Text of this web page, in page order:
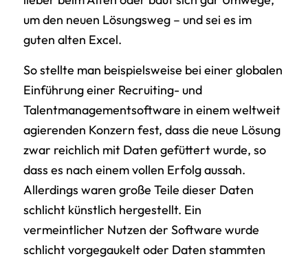
um den neuen Lösungsweg – und sei es im
guten alten Excel.
So stellte man beispielsweise bei einer globalen
Einführung einer Recruiting- und
Talentmanagementsoftware in einem weltweit
agierenden Konzern fest, dass die neue Lösung
zwar reichlich mit Daten gefüttert wurde, so
dass es nach einem vollen Erfolg aussah.
Allerdings waren große Teile dieser Daten
schlicht künstlich hergestellt. Ein
vermeintlicher Nutzen der Software wurde
schlicht vorgegaukelt oder Daten stammten